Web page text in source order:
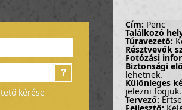
?
kérése
Cím: Penc
Találkozó
Túravezető:
Résztvevők
Fotózási
Biztonsági
lehetnek.
Különleges
jelezni fogjuk.
Tervező: